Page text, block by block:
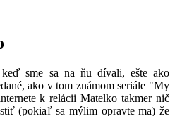
keď sme sa na ňu dívali, ešte ako
ako v tom známom seriále "My
k relácii Matelko takmer nič
(pokiaľ sa mýlim opravte ma) že